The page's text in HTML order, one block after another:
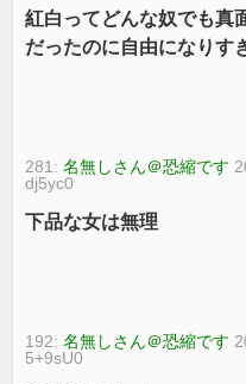
紅白ってどんな奴でも真
だったのに自由になりす
281:名無しさん＠恐縮です
dj5yc0
下品な女は無理
192:名無しさん＠恐縮です
5+9sU0